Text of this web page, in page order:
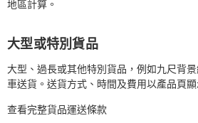
地區計算。
大型或特別貨品
大型、過長或其他特別貨品，例如九尺背
車送貨。送貨方式、時間及費用以產品頁
查看完整貨品運送條款